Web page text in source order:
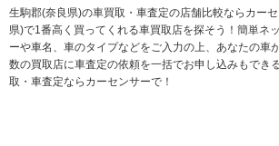
生駒郡(奈良県)の車買取・車査定の店舗比較ならカー
県)で1番高く買ってくれる車買取店を探そう！簡単ネ
ーや車名、車のタイプなどをご入力の上、あなたの車
数の買取店に車査定の依頼を一括でお申し込みもでき
取・車査定ならカーセンサーで！